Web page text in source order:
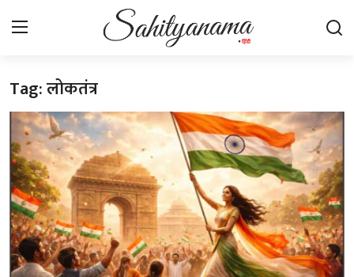
Login
स्वतंत्रता सेनानी
साहित्य समाचार
होम
कहानी
Tag: लोकतंत्र